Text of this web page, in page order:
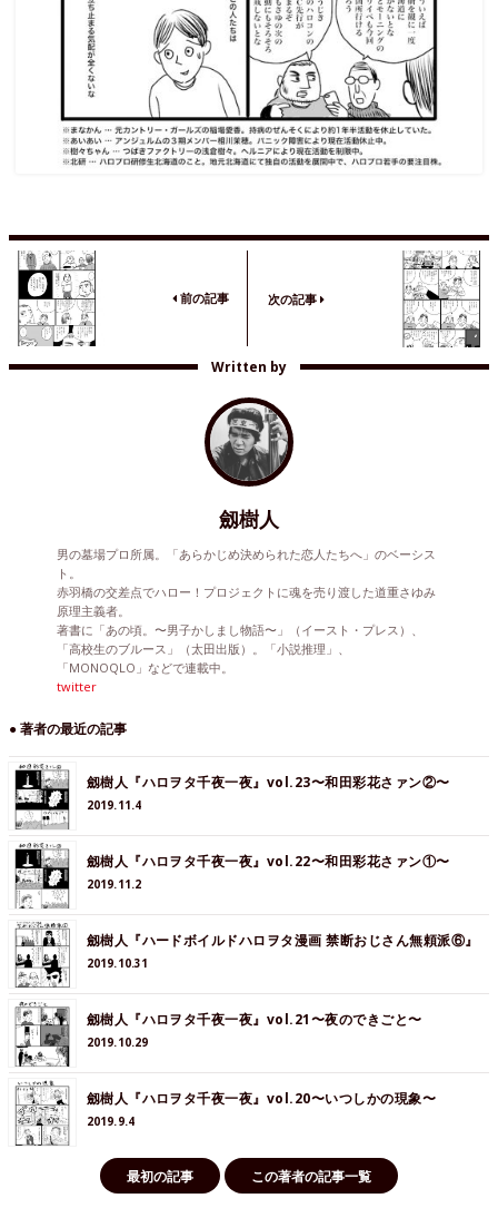
前の記事 次の記事
Written by
劔樹人
男の墓場プロ所属。「あらかじめ決められた恋人たちへ」のベーシス
ト。
赤羽橋の交差点でハロー！プロジェクトに魂を売り渡した道重さゆみ
原理主義者。
著書に「あの頃。〜男子かしまし物語〜」（イースト・プレス）、
「高校生のブルース」（太田出版）。「小説推理」、
「MONOQLO」などで連載中。
twitter
● 著者の最近の記事
劔樹人『ハロヲタ千夜一夜』vol.23〜和田彩花さァン②〜
2019.11.4
劔樹人『ハロヲタ千夜一夜』vol.22〜和田彩花さァン①〜
2019.11.2
劔樹人『ハードボイルドハロヲタ漫画 禁断おじさん無頼派⑥』
2019.10.31
劔樹人『ハロヲタ千夜一夜』vol.21〜夜のできごと〜
2019.10.29
劔樹人『ハロヲタ千夜一夜』vol.20〜いつしかの現象〜
2019.9.4
最初の記事 この著者の記事一覧